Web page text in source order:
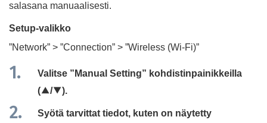
salasana manuaalisesti.
Setup-valikko
”Network” > ”Connection” > ”Wireless (Wi-Fi)”
Valitse ” Manual Setting” kohdistinpainikkeilla
(q/w).
Syötä tarvittat tiedot, kuten on näytetty